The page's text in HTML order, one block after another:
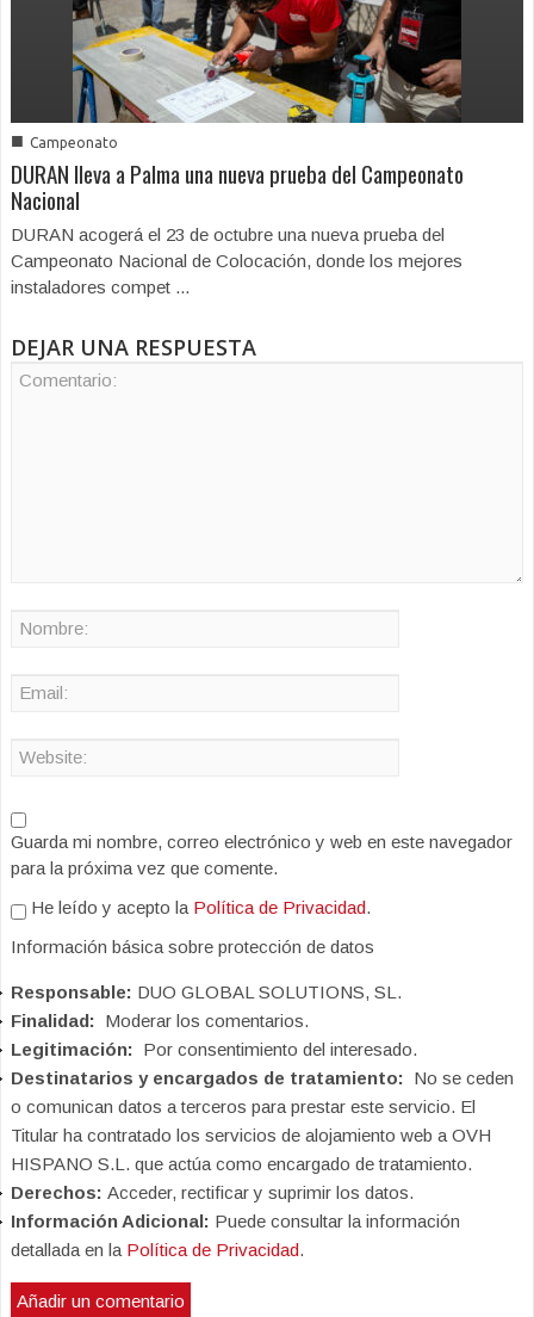
■ Campeonato
DURAN lleva a Palma una nueva prueba del Campeonato
Nacional
DURAN acogerá el 23 de octubre una nueva prueba del
Campeonato Nacional de Colocación, donde los mejores
instaladores compet ...
DEJAR UNA RESPUESTA
Guarda mi nombre, correo electrónico y web en este navegador
para la próxima vez que comente.
He leído y acepto la Política de Privacidad.
Información básica sobre protección de datos
Responsable: DUO GLOBAL SOLUTIONS, SL.
Finalidad: Moderar los comentarios.
Legitimación: Por consentimiento del interesado.
Destinatarios y encargados de tratamiento: No se ceden
o comunican datos a terceros para prestar este servicio. El
Titular ha contratado los servicios de alojamiento web a OVH
HISPANO S.L. que actúa como encargado de tratamiento.
Derechos: Acceder, rectificar y suprimir los datos.
Información Adicional: Puede consultar la información
detallada en la Política de Privacidad.